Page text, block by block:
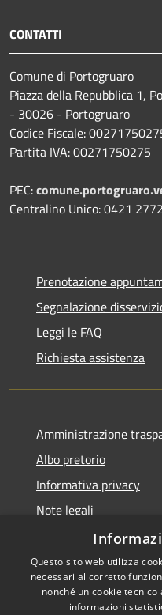
CONTATTI
Comune di Portogruaro
Piazza della Repubblica 1,
- 30026 - Portogruaro
Codice Fiscale:
Partita IVA: 00271750275
PEC:
Centralino Unico: 0421
Prenotazione
Segnalazione
Leggi le FAQ
Richiesta assistenza
Amministrazione
Albo pretorio
Informativa privacy
Note legali
Dichiarazione di
Questo sito web utilizza
necessari al corretto
nonché un cookie
informazioni